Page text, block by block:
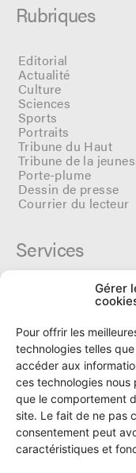
Gérer
Pour offrir les
technologies telles
accéder aux
ces technologies
que le comportement
site. Le fait de ne pas
consentement peut
caractéristiques et
Rubriques
Editorial
Actualité
Culture
Sciences
Sports
Portraits
Tribune du Haut
Tribune de la
Porte-plume
Dessin de presse
Courrier du lecteur
Services
Archives
Tarifs et dates de
Politique de cookies
Politique de
Le Ô